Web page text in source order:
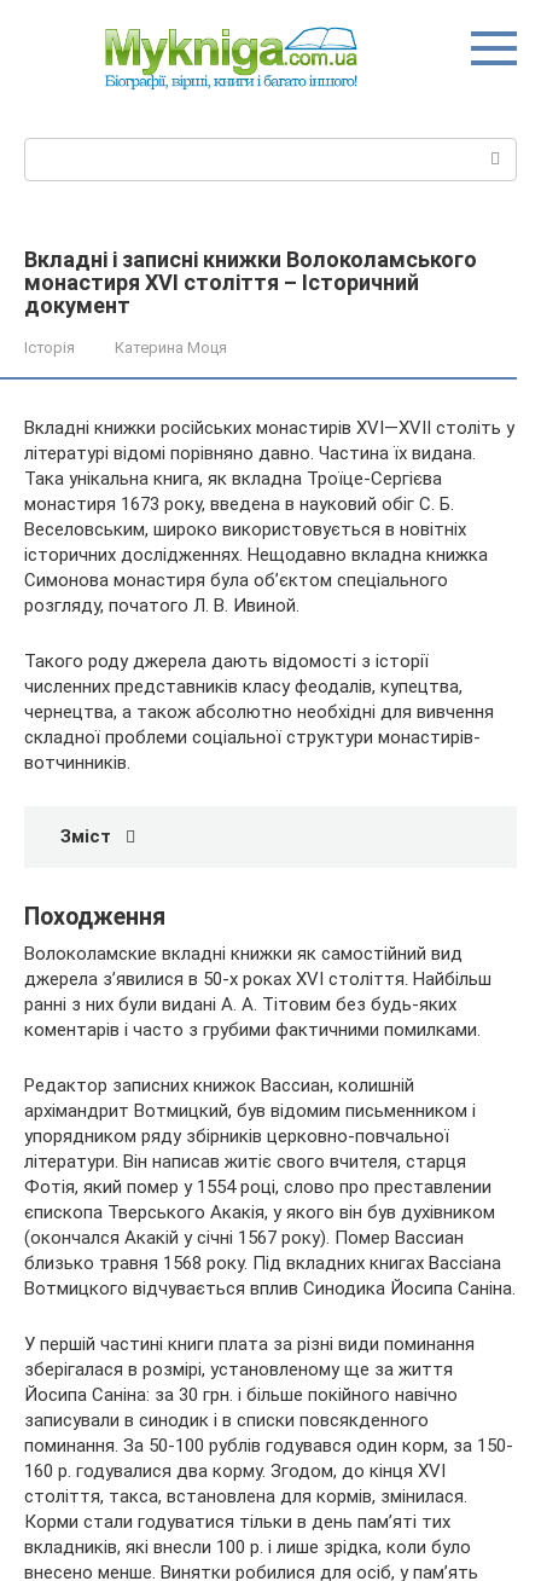
Вкладні і записні книжки Волоколамського
монастиря XVI століття – Історичний
документ
Історія Катерина Моця
Вкладні книжки російських монастирів XVI—XVII століть у
літературі відомі порівняно давно. Частина їх видана.
Така унікальна книга, як вкладна Троїце-Сергієва
монастиря 1673 року, введена в науковий обіг С. Б.
Веселовським, широко використовується в новітніх
історичних дослідженнях. Нещодавно вкладна книжка
Симонова монастиря була об’єктом спеціального
розгляду, початого Л. В. Ивиной.
Такого роду джерела дають відомості з історії
численних представників класу феодалів, купецтва,
чернецтва, а також абсолютно необхідні для вивчення
складної проблеми соціальної структури монастирів-
вотчинників.
Зміст
Походження
Волоколамские вкладні книжки як самостійний вид
джерела з’явилися в 50-х роках XVI століття. Найбільш
ранні з них були видані А. А. Тітовим без будь-яких
коментарів і часто з грубими фактичними помилками.
Редактор записних книжок Вассиан, колишній
архімандрит Вотмицкий, був відомим письменником і
упорядником ряду збірників церковно-повчальної
літератури. Він написав житіє свого вчителя, старця
Фотія, який помер у 1554 році, слово про преставлении
єпископа Тверського Акакія, у якого він був духівником
(окончался Акакій у січні 1567 року). Помер Вассиан
близько травня 1568 року. Під вкладних книгах Вассіана
Вотмицкого відчувається вплив Синодика Йосипа Саніна.
У першій частині книги плата за різні види поминання
зберігалася в розмірі, установленому ще за життя
Йосипа Саніна: за 30 грн. і більше покійного навічно
записували в синодик і в списки повсякденного
поминання. За 50-100 рублів годувався один корм, за 150-
160 р. годувалися два корму. Згодом, до кінця XVI
століття, такса, встановлена для кормів, змінилася.
Корми стали годуватися тільки в день пам’яті тих
вкладників, які внесли 100 р. і лише зрідка, коли було
внесено менше. Винятки робилися для осіб, у пам’ять